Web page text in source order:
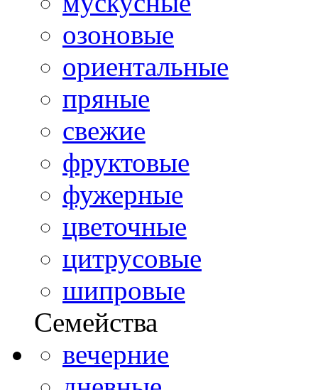
озоновые
ориентальные
пряные
свежие
фруктовые
фужерные
цветочные
цитрусовые
шипровые
Семейства
вечерние